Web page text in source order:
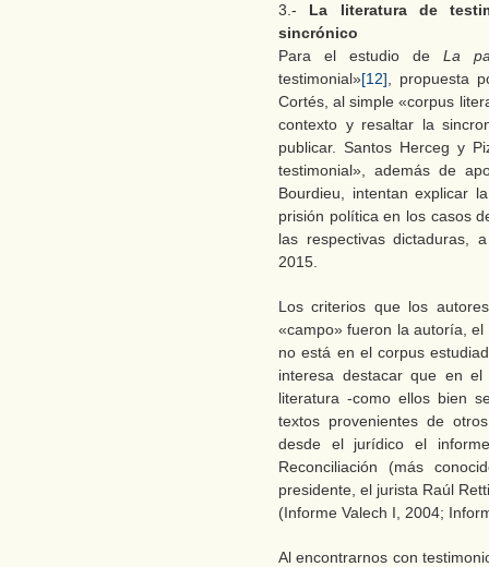
3.- La literatura de
sincrónico
Para el estudio de La
testimonial»[12] , propuesta
Cortés, al simple «corpus
contexto y resaltar la
publicar. Santos Herceg y
testimonial», además de
Bourdieu, intentan explicar
prisión política en los casos
las respectivas dictaduras,
2015.
Los criterios que los
«campo» fueron la autoría,
no está en el corpus
interesa destacar que en
literatura -como ellos bien
textos provenientes de
desde el jurídico el
Reconciliación (más
presidente, el jurista Raúl
(Informe Valech I, 2004;
Al encontrarnos con